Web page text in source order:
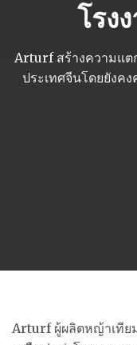
โรง
Arturf สร้างความแต
ประเทศจีนโดยยังค
Arturf ผู้ผลิตหญ้าเทีย